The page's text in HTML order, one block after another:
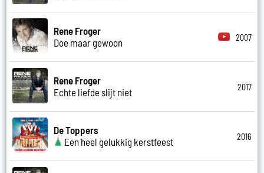
Rene Froger
Doe maar gewoon
2007
Rene Froger
Echte liefde slijt niet
2017
De Toppers
Een heel gelukkig kerstfeest
2016